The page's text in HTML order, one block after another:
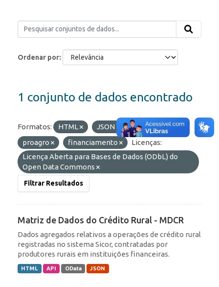
Ordenar por
1 conjunto de dados encontrado
Formatos: HTML JSON
Etiquetas:
proagro
financiamento
Licenças:
Licença Aberta para Bases de Dados (ODbL) do
Open Data Commons
Filtrar Resultados
Matriz de Dados do Crédito Rural - MDCR
Dados agregados relativos a operações de crédito rural
registradas no sistema Sicor, contratadas por
produtores rurais em instituições financeiras.
HTML API OData JSON